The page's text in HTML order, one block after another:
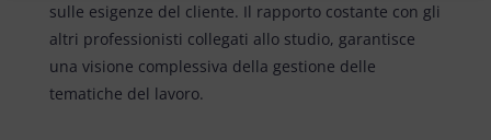
sulle esigenze del cliente. Il rapporto costante con gli
altri professionisti collegati allo studio, garantisce
una visione complessiva della gestione delle
tematiche del lavoro.